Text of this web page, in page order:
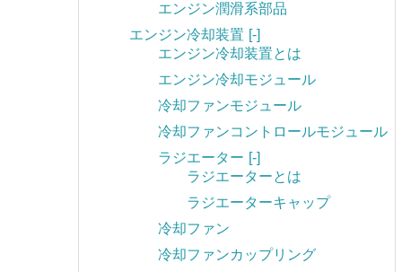
エンジン潤滑系部品
エンジン冷却装置 [-]
エンジン冷却装置とは
エンジン冷却モジュール
冷却ファンモジュール
冷却ファンコントロールモジュール
ラジエーター [-]
ラジエーターとは
ラジエーターキャップ
冷却ファン
冷却ファンカップリング